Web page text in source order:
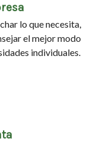
lo que necesita,
el mejor modo
individuales.